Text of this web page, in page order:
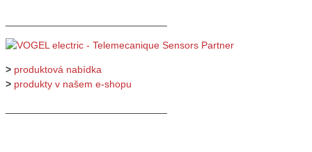
> produktová nabídka
> produkty v našem e-shopu